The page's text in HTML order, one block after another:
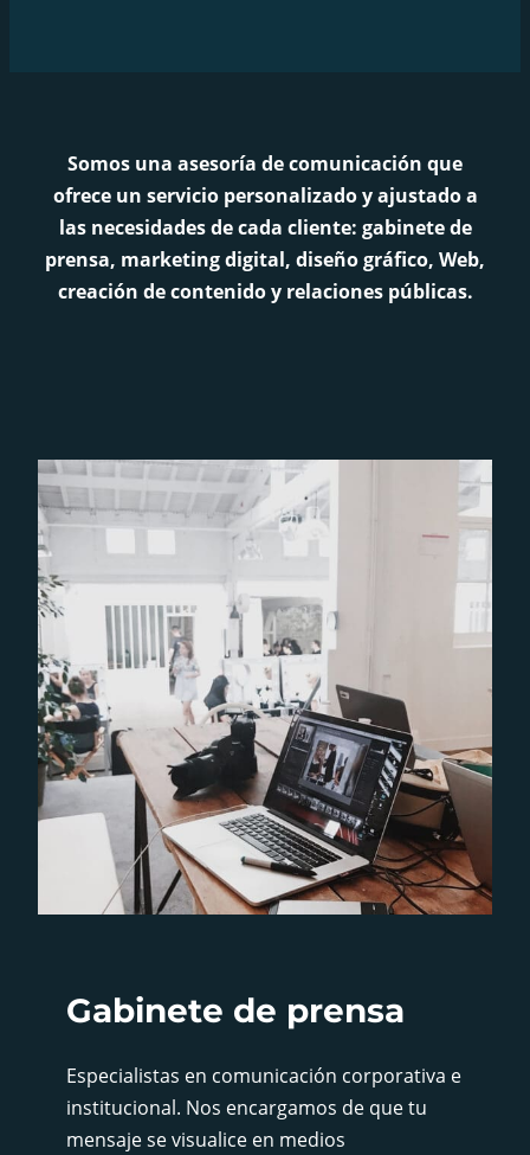
Somos una asesoría de comunicación que
ofrece un servicio personalizado y ajustado a
las necesidades de cada cliente: gabinete de
prensa, marketing digital, diseño gráfico, Web,
creación de contenido y relaciones públicas.
Gabinete de prensa
Especialistas en comunicación corporativa e
institucional. Nos encargamos de que tu
mensaje se visualice en medios